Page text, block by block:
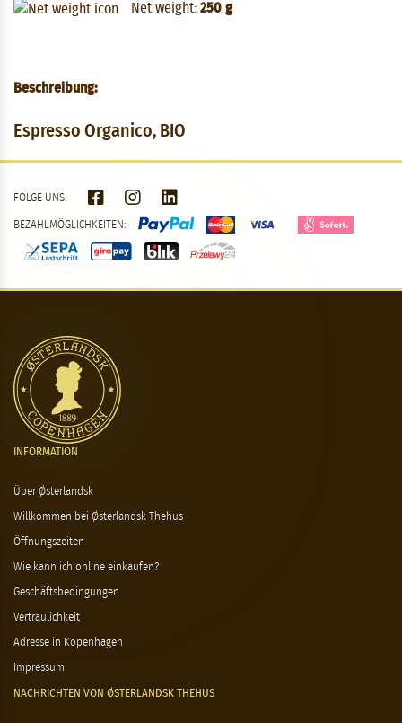
Net weight: 250 g
Beschreibung:
Espresso Organico, BIO
FOLGE UNS:
BEZAHLMÖGLICHKEITEN:
INFORMATION
Über Østerlandsk
Willkommen bei Østerlandsk Thehus
Öffnungszeiten
Wie kann ich online einkaufen?
Geschäftsbedingungen
Vertraulichkeit
Adresse in Kopenhagen
Impressum
NACHRICHTEN VON ØSTERLANDSK THEHUS